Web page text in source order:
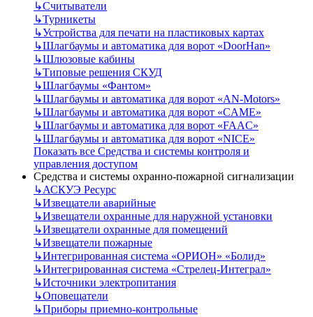
↳Считыватели
↳Турникеты
↳Устройства для печати на пластиковых картах
↳Шлагбаумы и автоматика для ворот «DoorHan»
↳Шлюзовые кабины
↳Типовые решения СКУД
↳Шлагбаумы «Фантом»
↳Шлагбаумы и автоматика для ворот «AN-Motors»
↳Шлагбаумы и автоматика для ворот «CAME»
↳Шлагбаумы и автоматика для ворот «FAAC»
↳Шлагбаумы и автоматика для ворот «NICE»
Показать все Средства и системы контроля и
управления доступом
Средства и системы охранно-пожарной сигнализации
↳АСКУЭ Ресурс
↳Извещатели аварийные
↳Извещатели охранные для наружной установки
↳Извещатели охранные для помещений
↳Извещатели пожарные
↳Интегрированная система «ОРИОН» «Болид»
↳Интегрированная система «Стрелец-Интеграл»
↳Источники электропитания
↳Оповещатели
↳Приборы приемно-контрольные